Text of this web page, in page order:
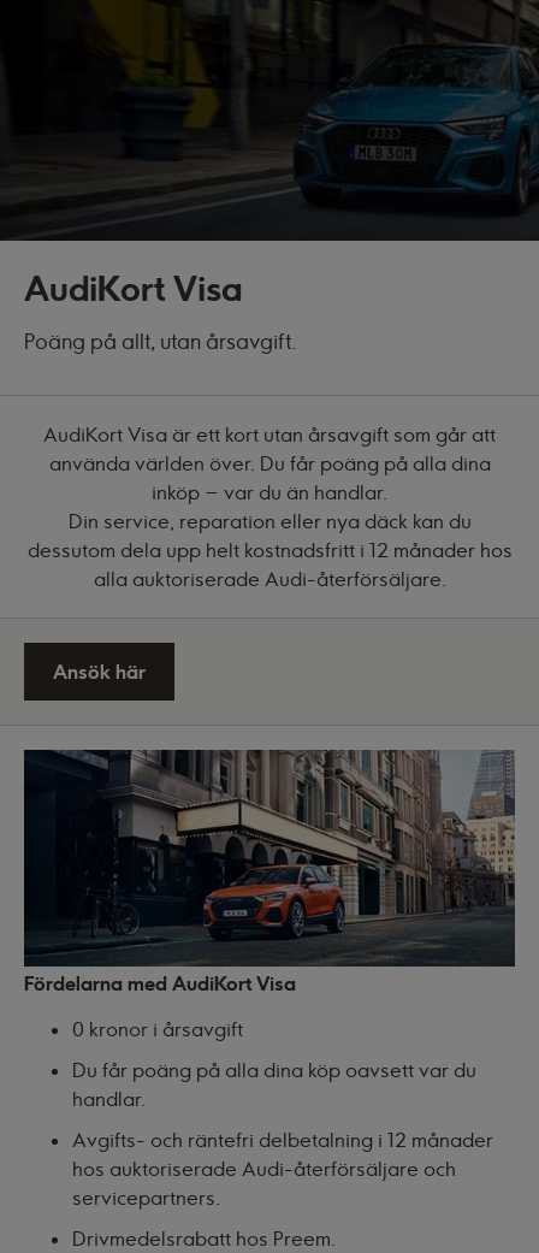
AudiKort Visa
Poäng på allt, utan årsavgift.
AudiKort Visa är ett kort utan årsavgift som går att
använda världen över. Du får poäng på alla dina
inköp – var du än handlar.
Din service, reparation eller nya däck kan du
dessutom dela upp helt kostnadsfritt i 12 månader hos
alla auktoriserade Audi-återförsäljare.
Ansök här
Fördelarna med AudiKort Visa
0 kronor i årsavgift
Du får poäng på alla dina köp oavsett var du
handlar.
Avgifts- och räntefri delbetalning i 12 månader
hos auktoriserade Audi-återförsäljare och
servicepartners.
Drivmedelsrabatt hos Preem.